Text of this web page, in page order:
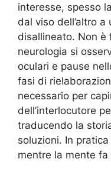
interesse, spesso
dal viso dell’altro
disallineato. Non è
neurologia si
oculari e pause
fasi di
necessario per
dell’interlocutore
traducendo la
soluzioni. In
mentre la mente fa